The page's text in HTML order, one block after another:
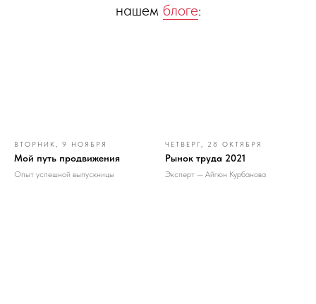
нашем блоге:
ВТОРНИК, 9 НОЯБРЯ
Мой путь продвижения
Опыт успешной выпускницы
ЧЕТВЕРГ, 28 ОКТЯБРЯ
Рынок труда 2021
Эксперт — Айгюн Курбанова